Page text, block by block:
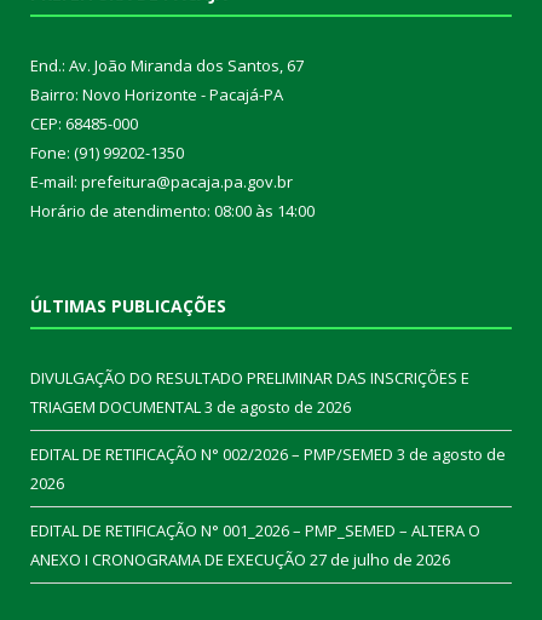
End.: Av. João Miranda dos Santos, 67
Bairro: Novo Horizonte - Pacajá-PA
CEP: 68485-000
Fone: (91) 99202-1350
E-mail: prefeitura@pacaja.pa.gov.br
Horário de atendimento: 08:00 às 14:00
ÚLTIMAS PUBLICAÇÕES
DIVULGAÇÃO DO RESULTADO PRELIMINAR DAS INSCRIÇÕES E
TRIAGEM DOCUMENTAL3 de agosto de 2026
EDITAL DE RETIFICAÇÃO N° 002/2026 – PMP/SEMED 3 de agosto de
2026
EDITAL DE RETIFICAÇÃO N° 001_2026 – PMP_SEMED – ALTERA O
ANEXO I CRONOGRAMA DE EXECUÇÃO 27 de julho de 2026